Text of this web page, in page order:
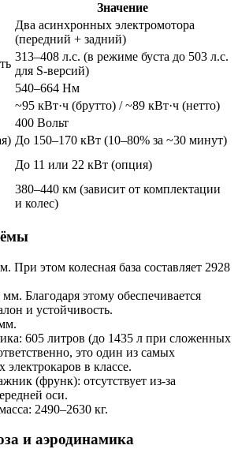
Значение
Два асинхронных электромотора
(передний + задний)
313–408 л.с. (в режиме буста до 503 л.с.
для S-версий)
540–664 Нм
~95 кВт·ч (брутто) / ~89 кВт·ч (нетто)
400 Вольт
До 150–170 кВт (10–80% за ~30 минут)
До 11 или 22 кВт (опция)
380–440 км (зависит от комплектации
и колес)
При этом колесная база составляет 2928
Благодаря этому обеспечивается
и устойчивость.
605 литров (до 1435 л при сложенных
это один из самых
электрокаров в классе.
(фрунк): отсутствует из-за
оси.
2490–2630 кг.
и аэродинамика